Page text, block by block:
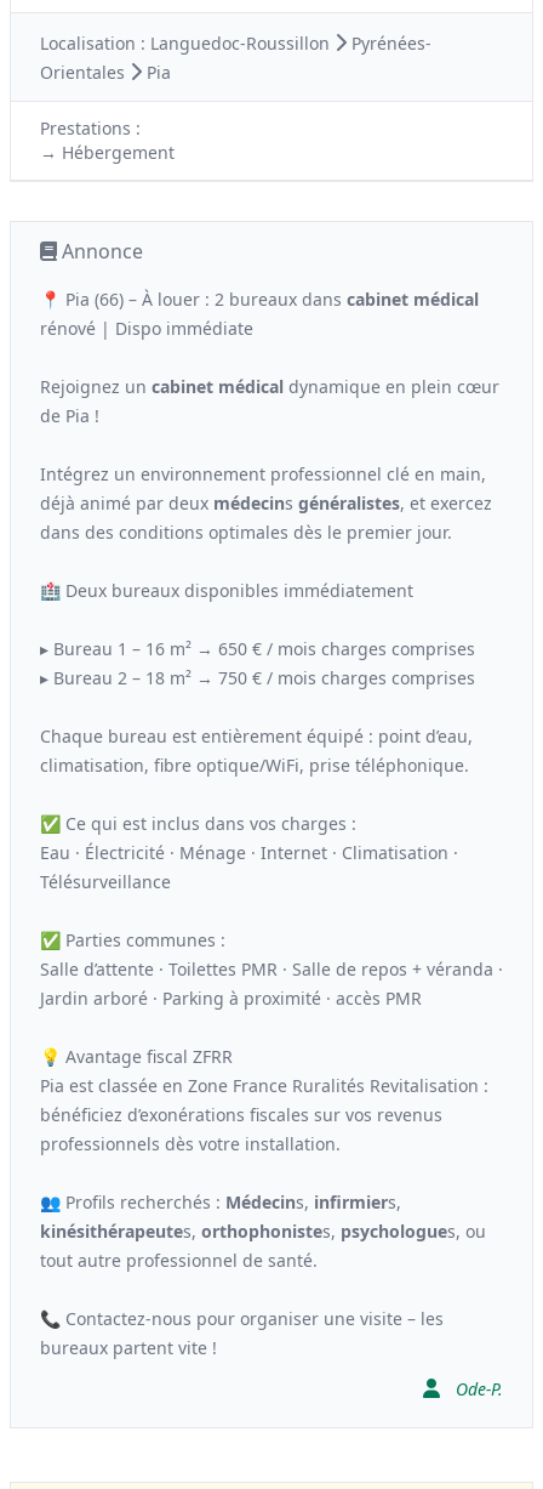
Localisation : Languedoc-Roussillon
Pyrénées-
Orientales
Pia
Prestations :
→ Hébergement
Annonce
📍 Pia (66) – À louer : 2 bureaux dans cabinet médical
rénové | Dispo immédiate
Rejoignez un cabinet médical dynamique en plein cœur
de Pia !
Intégrez un environnement professionnel clé en main,
déjà animé par deux médecins généralistes, et exercez
dans des conditions optimales dès le premier jour.
🏥 Deux bureaux disponibles immédiatement
▸ Bureau 1 – 16 m² → 650 € / mois charges comprises
▸ Bureau 2 – 18 m² → 750 € / mois charges comprises
Chaque bureau est entièrement équipé : point d’eau,
climatisation, fibre optique/WiFi, prise téléphonique.
✅ Ce qui est inclus dans vos charges :
Eau · Électricité · Ménage · Internet · Climatisation ·
Télésurveillance
✅ Parties communes :
Salle d’attente · Toilettes PMR · Salle de repos + véranda ·
Jardin arboré · Parking à proximité · accès PMR
💡 Avantage fiscal ZFRR
Pia est classée en Zone France Ruralités Revitalisation :
bénéficiez d’exonérations fiscales sur vos revenus
professionnels dès votre installation.
👥 Profils recherchés : Médecins, infirmiers,
kinésithérapeutes, orthophonistes, psychologues, ou
tout autre professionnel de santé.
📞 Contactez-nous pour organiser une visite – les
bureaux partent vite !
Ode-P.